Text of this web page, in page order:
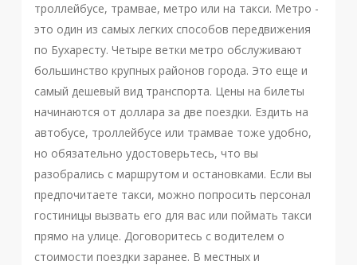
троллейбусе, трамвае, метро или на такси. Метро -
это один из самых легких способов передвижения
по Бухаресту. Четыре ветки метро обслуживают
большинство крупных районов города. Это еще и
самый дешевый вид транспорта. Цены на билеты
начинаются от доллара за две поездки. Ездить на
автобусе, троллейбусе или трамвае тоже удобно,
но обязательно удостоверьтесь, что вы
разобрались с маршрутом и остановками. Если вы
предпочитаете такси, можно попросить персонал
гостиницы вызвать его для вас или поймать такси
прямо на улице. Договоритесь с водителем о
стоимости поездки заранее. В местных и